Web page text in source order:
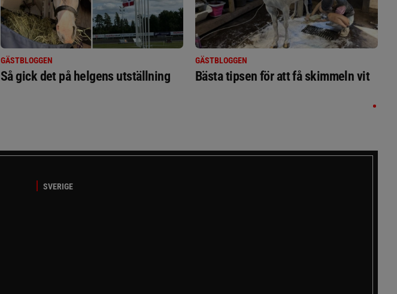
GÄSTBLOGGEN
Så gick det på helgens utställning
GÄSTBLOGGEN
Bästa tipsen för att få skimmeln vit
SVERIGE